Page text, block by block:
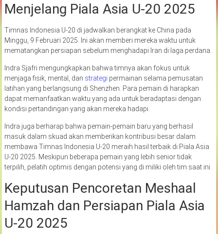
Menjelang Piala Asia U-20 2025
Timnas Indonesia U-20 di jadwalkan berangkat ke China pada
Minggu, 9 Februari 2025. Ini akan memberi mereka waktu untuk
mematangkan persiapan sebelum menghadapi Iran di laga perdana.
Indra Sjafri mengungkapkan bahwa timnya akan fokus untuk
menjaga fisik, mental, dan strategi permainan selama pemusatan
latihan yang berlangsung di Shenzhen. Para pemain di harapkan
dapat memanfaatkan waktu yang ada untuk beradaptasi dengan
kondisi pertandingan yang akan mereka hadapi.
Indra juga berharap bahwa pemain-pemain baru yang berhasil
masuk dalam skuad akan memberikan kontribusi besar dalam
membawa Timnas Indonesia U-20 meraih hasil terbaik di Piala Asia
U-20 2025. Meskipun beberapa pemain yang lebih senior tidak
terpilih, pelatih optimis dengan potensi yang di miliki oleh tim saat ini.
Keputusan Pencoretan Meshaal
Hamzah dan Persiapan Piala Asia
U-20 2025